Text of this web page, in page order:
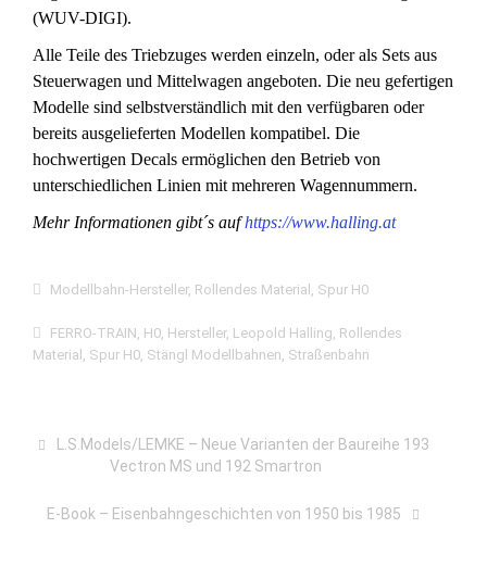
(WUV-DIGI).
Alle Teile des Triebzuges werden einzeln, oder als Sets aus
Steuerwagen und Mittelwagen angeboten. Die neu gefertigen
Modelle sind selbstverständlich mit den verfügbaren oder
bereits ausgelieferten Modellen kompatibel. Die
hochwertigen Decals ermöglichen den Betrieb von
unterschiedlichen Linien mit mehreren Wagennummern.
Mehr Informationen gibt´s aufhttps://www.halling.at
Modellbahn-Hersteller, Rollendes Material , Spur H0
FERRO-TRAIN, H0, Hersteller, Leopold Halling, Rollendes
Material , Spur H0, Stängl Modellbahnen, Straßenbahn
L.S.Models/LEMKE – Neue Varianten der Baureihe 193
Vectron MS und 192 Smartron
E-Book – Eisenbahngeschichten von 1950 bis 1985